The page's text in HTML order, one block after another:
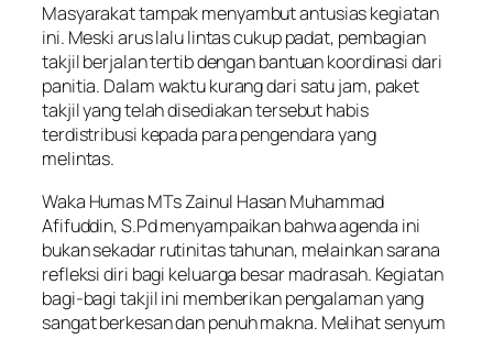
Masyarakat tampak menyambut antusias kegiatan
ini. Meski arus lalu lintas cukup padat, pembagian
takjil berjalan tertib dengan bantuan koordinasi dari
panitia. Dalam waktu kurang dari satu jam, paket
takjil yang telah disediakan tersebut habis
terdistribusi kepada para pengendara yang
melintas.
Waka Humas MTs Zainul Hasan Muhammad
Afifuddin, S.Pd menyampaikan bahwa agenda ini
bukan sekadar rutinitas tahunan, melainkan sarana
refleksi diri bagi keluarga besar madrasah. Kegiatan
bagi-bagi takjil ini memberikan pengalaman yang
sangat berkesan dan penuh makna. Melihat senyum